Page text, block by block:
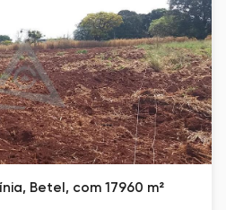
Betel, com 17960 m²